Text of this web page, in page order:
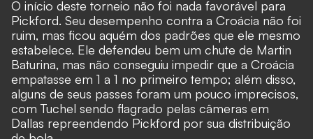
O início deste torneio não foi nada favorável para
Pickford. Seu desempenho contra a Croácia não foi
ruim, mas ficou aquém dos padrões que ele mesmo
estabelece. Ele defendeu bem um chute de Martin
Baturina, mas não conseguiu impedir que a Croácia
empatasse em 1 a 1 no primeiro tempo; além disso,
alguns de seus passes foram um pouco imprecisos,
com Tuchel sendo flagrado pelas câmeras em
Dallas repreendendo Pickford por sua distribuição